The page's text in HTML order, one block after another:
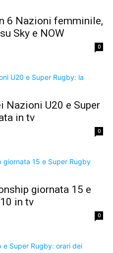
6 Nazioni femminile,
Sky e NOW
0
Nazioni U20 e Super
in tv
0
giornata 15 e
in tv
0